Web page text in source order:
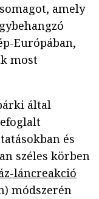
amely
Európában,
most
által
és
széles körben
láncreakció
módszerén